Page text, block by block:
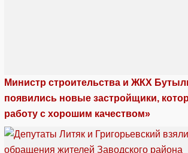
Министр строительства и ЖКХ
появились новые застройщики,
работу с хорошим качеством»